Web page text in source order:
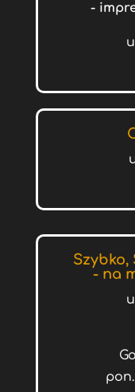
-
Szybko,
- na
pon.